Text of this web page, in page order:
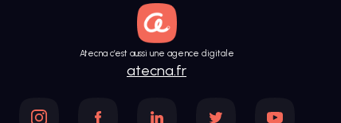
Atecna c’est aussi une agence digitale
atecna.fr